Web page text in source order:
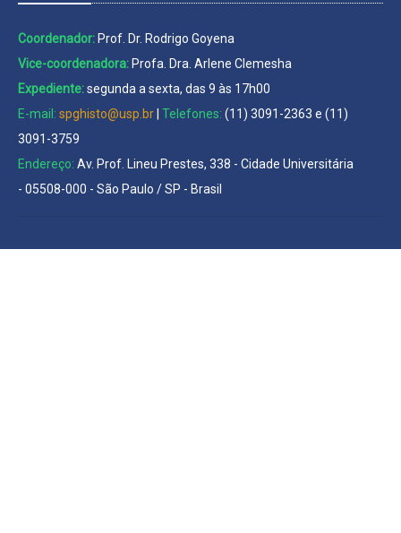
Coordenador: Prof. Dr. Rodrigo Goyena
Vice-coordenadora: Profa. Dra. Arlene Clemesha
Expediente:segunda a sexta, das 9 às 17h00
E-mail: spghisto@usp.br Telefones: (11) 3091-2363 e (11)
3091-3759
Endereço: Av. Prof. Lineu Prestes, 338 - Cidade Universitária
- 05508-000 - São Paulo / SP - Brasil